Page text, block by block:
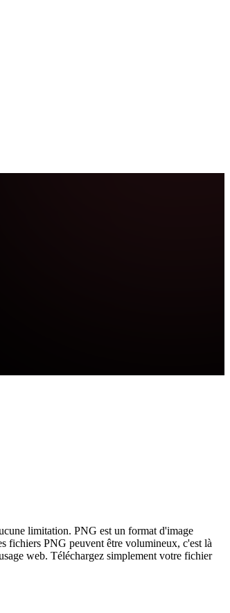
limitation. PNG est un format d'image
fichiers PNG peuvent être volumineux, c'est là
web. Téléchargez simplement votre fichier